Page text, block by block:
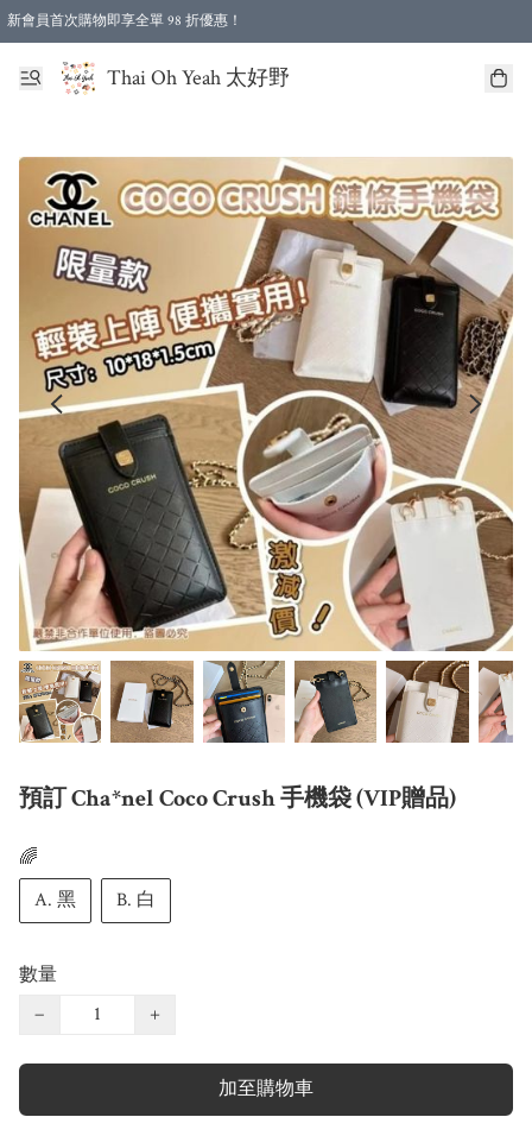
新會員首次購物即享全單 98 折優惠！
特選會員可享全單低至 96 折優惠！
Thai Oh Yeah 太好野
預訂 Cha*nel Coco Crush 手機袋 (VIP贈品)
🌈
A. 黑
B. 白
數量
−
+
加至購物車